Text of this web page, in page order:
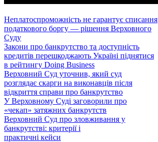
Неплатоспроможність не гарантує списання
податкового боргу — рішення Верховного
Суду
Закони про банкрутство та доступність
кредитів перешкоджають Україні піднятися
в рейтингу Doing Business
Верховний Суд уточнив, який суд
розглядає скарги на виконавців після
відкриття справи про банкрутство
У Верховному Суді заговорили про
«чекап» затяжних банкрутств
Верховний Суд про зловживання у
банкрутстві: критерії і
практичні кейси